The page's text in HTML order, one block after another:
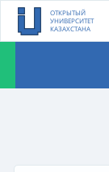
ОТКРЫТЫЙ
УНИВЕРСИТЕТ
КАЗАХСТАНА